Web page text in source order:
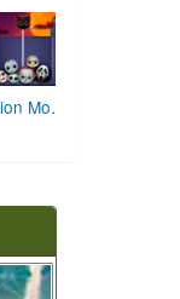
Fusion Monstrueuse d'Halloween